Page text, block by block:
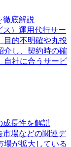
徹底解説
ス）運用代行サー
目的不明確や丸投
介し、契約時の確
自社に合うサービ
成長性を解説
市場などの関連デ
場が拡大している